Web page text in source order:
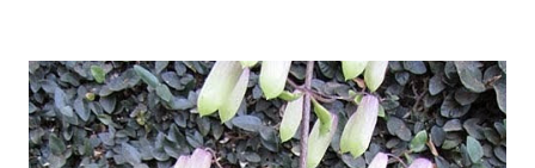
'compridinha' - que nessas alturas já estava do tamanho da
jabuticabeira. Foi aí que soubemos que tínhamos um pé de angico.
Eles nos disseram que de onde tinham plantado as mudas havia muito